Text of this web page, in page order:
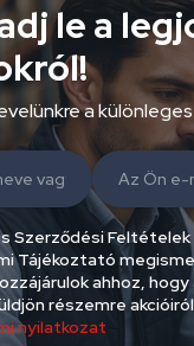
le a
a különleges
Szerződési Feltételek
Tájékoztató
ahhoz,
részemre
nyilatkozat